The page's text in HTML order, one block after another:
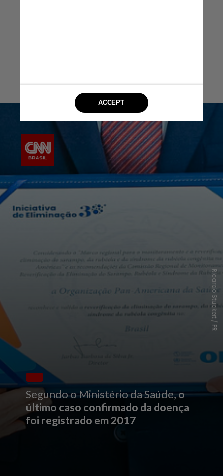
Segundo o Ministério da Saúde,o
último caso confirmado da doença
foi registrado em 2017
R
i
c
a
r
d
o
S
t
u
c
k
e
r
t
/
P
R